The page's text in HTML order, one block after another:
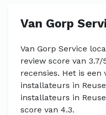
Van Gorp
Van Gorp Service
review score van 3.7/
recensies. Het is
installateurs in
installateurs in
score van 4.3.